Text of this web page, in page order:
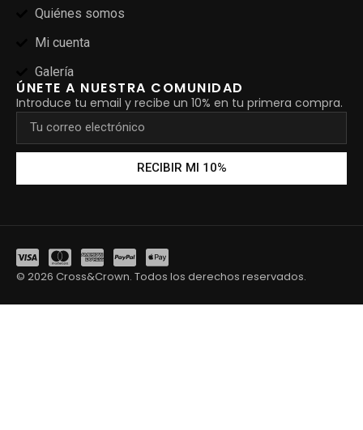
Quiénes somos
Mi cuenta
Galería
ÚNETE A NUESTRA COMUNIDAD
Introduce tu email y recibe un 10% en tu primera compra.
RECIBIR MI 10%
© 2026 Cross&Crown. Todos los derechos reservados.